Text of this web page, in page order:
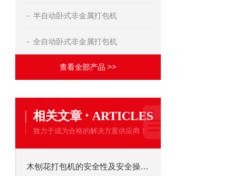
半自动卧式非金属打包机
全自动卧式非金属打包机
查看全部产品 >>
相关文章 · ARTICLES
致力于成为合格的解决方案供应商！
木刨花打包机的安全性及安全操作规范